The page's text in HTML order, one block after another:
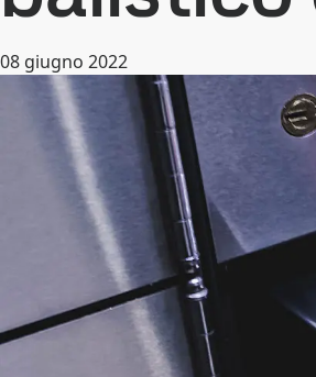
08 giugno 2022